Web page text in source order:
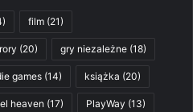
film (21)
(20) gry niezależne (18)
games (14) książka (20)
heaven (17) PlayWay (13)